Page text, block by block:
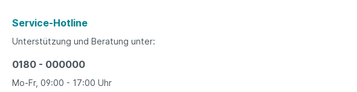
Service-Hotline
Unterstützung und Beratung unter:
0180 - 000000
Mo-Fr, 09:00 - 17:00 Uhr